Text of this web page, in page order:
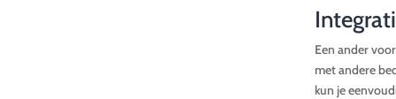
Een ander
met andere
kun je